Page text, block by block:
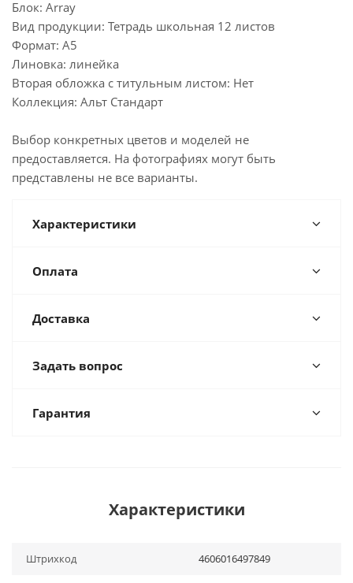
Блок: Array
Вид продукции: Тетрадь школьная 12 листов
Формат: А5
Линовка: линейка
Вторая обложка с титульным листом: Нет
Коллекция: Альт Стандарт
Выбор конкретных цветов и моделей не
предоставляется. На фотографиях могут быть
представлены не все варианты.
Характеристики
Оплата
Доставка
Задать вопрос
Гарантия
Характеристики
Штрихкод 4606016497849